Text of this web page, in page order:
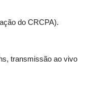
do CRCPA).
transmissão ao vivo